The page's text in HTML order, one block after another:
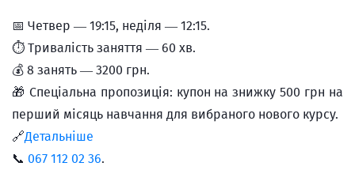
📅 Четвер — 19:15, неділя — 12:15.
⏱ Тривалість заняття — 60 хв.
💰 8 занять — 3200 грн.
🎁 Спеціальна пропозиція: купон на знижку 500 грн на
перший місяць навчання для вибраного нового курсу.
🔗Детальніше
📞 067 112 02 36.